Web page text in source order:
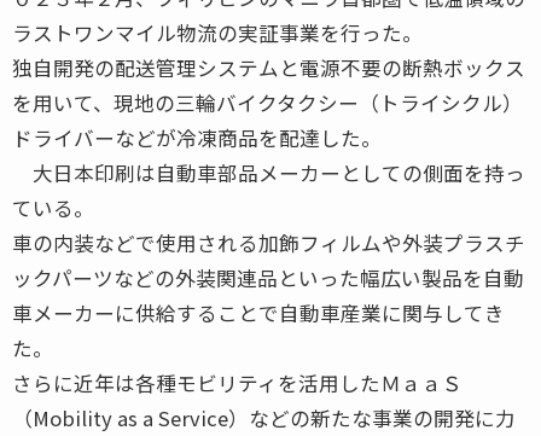
ラストワンマイル物流の実証事業を行った。
独自開発の配送管理システムと電源不要の断熱ボックス
を用いて、現地の三輪バイクタクシー（トライシクル）
ドライバーなどが冷凍商品を配達した。
大日本印刷は自動車部品メーカーとしての側面を持っ
ている。
車の内装などで使用される加飾フィルムや外装プラスチ
ックパーツなどの外装関連品といった幅広い製品を自動
車メーカーに供給することで自動車産業に関与してき
た。
さらに近年は各種モビリティを活用したＭａａＳ
（Mobility as a Service）などの新たな事業の開発に力